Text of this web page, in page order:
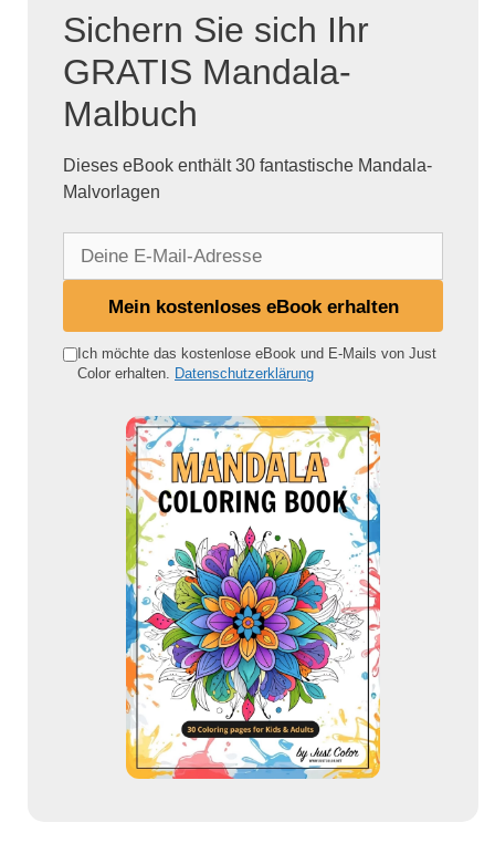
Sichern Sie sich Ihr
GRATIS Mandala-
Malbuch
Dieses eBook enthält 30 fantastische Mandala-
Malvorlagen
e
Mein kostenloses eBook erhalten
Ich möchte das kostenlose eBook und E-Mails von Just
Color erhalten.
Datenschutzerklärung